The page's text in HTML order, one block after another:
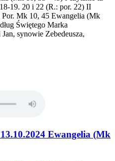
19. 20 i 22 (R.: por. 22) II
Mk 10, 45 Ewangelia (Mk
Świętego Marka
Jan, synowie Zebedeusza,
Ewangelia (Mk